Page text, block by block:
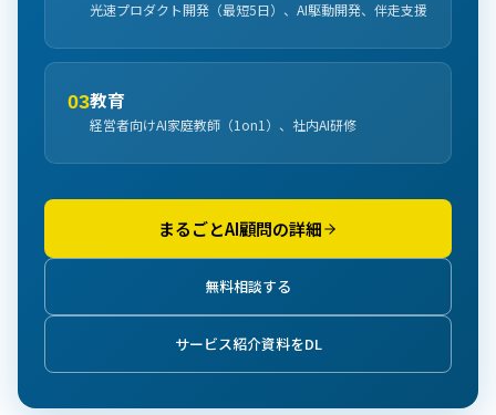
光速プロダクト開発（最短5日）、AI駆動開発、伴走支援
03教育
経営者向けAI家庭教師（1on1）、社内AI研修
まるごとAI顧問の詳細
無料相談する
サービス紹介資料をDL